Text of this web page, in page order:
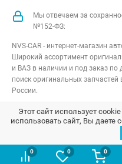
0 0 0
Мы отвечаем за
№152-ФЗ:
NVS-CAR - интернет-магазин
Широкий ассортимент
и ВАЗ в наличии и под заказ
поиск оригинальных запчастей
России.
NVS-CAR© 2014 –2026Все
Договор оферта;
Этот сайт использует
использовать сайт, Вы даете